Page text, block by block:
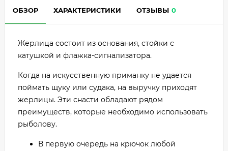
ОБЗОР ХАРАКТЕРИСТИКИ ОТЗЫВЫ 0
Жерлица состоит из основания, стойки с
катушкой и флажка-сигнализатора.
Когда на искусственную приманку не удается
поймать щуку или судака, на выручку приходят
жерлицы. Эти снасти обладают рядом
преимуществ, которые необходимо использовать
рыболову.
В первую очередь на крючок любой